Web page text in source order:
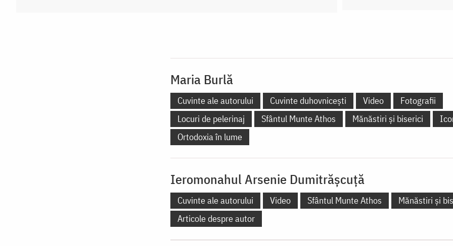
Maria Burlă
Cuvinte ale autorului Cuvinte duhovnicești Video
Fotografii
Locuri de pelerinaj
Sfântul Munte Athos Mănăstiri și biserici
Ortodoxia în lume
Ieromonahul Arsenie Dumitrășcuță
Cuvinte ale autorului Video Sfântul Munte Athos
Mănăstiri și
Articole despre autor